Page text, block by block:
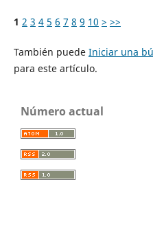
1 2 3 4 5 6 7 8 9 10 > >>
También puede Iniciar una
para este artículo.
Número actual